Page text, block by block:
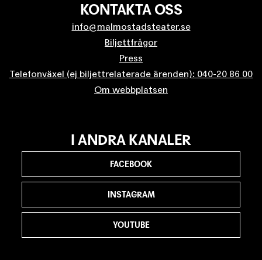
KONTAKTA OSS
info@malmostadsteater.se
Biljettfrågor
Press
Telefonväxel (ej biljettrelaterade ärenden): 040-20 86 00
Om webbplatsen
I ANDRA KANALER
FACEBOOK
INSTAGRAM
YOUTUBE